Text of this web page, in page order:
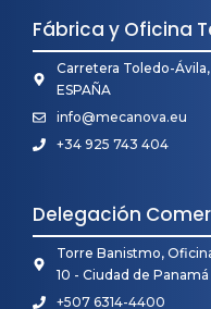
Fábrica y Oficina
Carretera Toledo-
ESPAÑA
info@mecanova.eu
+34 925 743 404
Delegación
Torre Banistmo,
10 - Ciudad de Panamá
+507 6314-4400